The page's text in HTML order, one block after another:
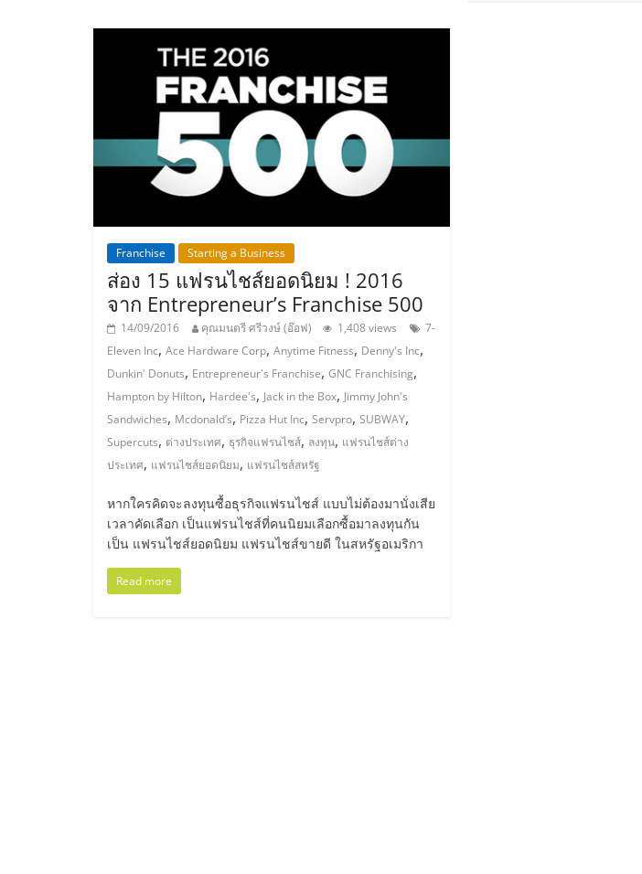
ลงทุน
และ
ขยาย
สา
ขา
แฟ
รน
ไชส์,
ศูนย์
รวม
แฟ
รน
Franchise Starting a Business
ส่อง 15 แฟรนไชส์ยอดนิยม ! 2016
จาก Entrepreneur’s Franchise 500
14/09/2016 คุณมนตรี ศรีวงษ์ (อ๊อฟ) 1,408 views
7-
Eleven Inc, Ace Hardware Corp, Anytime Fitness, Denny's Inc,
Dunkin' Donuts, Entrepreneur's Franchise, GNC Franchising,
Hampton by Hilton, Hardee's, Jack in the Box, Jimmy John's
Sandwiches, Mcdonald’s, Pizza Hut Inc, Servpro, SUBWAY,
Supercuts, ต่างประเทศ, ธุรกิจแฟรนไชส์, ลงทุน, แฟรนไชส์ต่าง
ประเทศ, แฟรนไชส์ยอดนิยม, แฟรนไชส์สหรัฐ
หากใครคิดจะลงทุนซื้อธุรกิจแฟรนไชส์ แบบไม่ต้องมานั่งเสีย
เวลาคัดเลือก เป็นแฟรนไชส์ที่คนนิยมเลือกซื้อมาลงทุนกัน
เป็น แฟรนไชส์ยอดนิยม แฟรนไชส์ขายดี ในสหรัฐอเมริกา
Read more